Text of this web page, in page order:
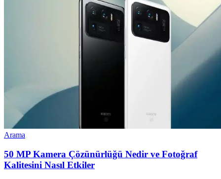
Arama
50 MP Kamera Çözünürlüğü Nedir ve Fotoğraf
Kalitesini Nasıl Etkiler